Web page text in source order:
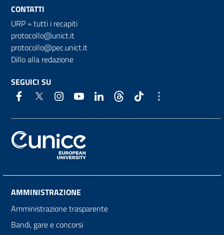
CONTATTI
URP »tutti i recapiti
protocollo@unict.it
protocollo@pec.unict.it
Dillo alla redazione
SEGUICI SU
AMMINISTRAZIONE
Amministrazione trasparente
Bandi, gare e concorsi